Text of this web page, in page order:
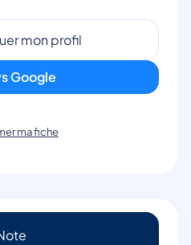
mon profil
Google
ma fiche